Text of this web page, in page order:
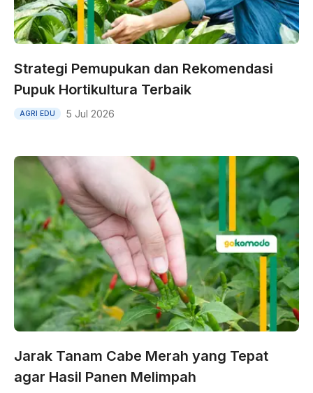
Strategi Pemupukan dan Rekomendasi
Pupuk Hortikultura Terbaik
AGRI EDU 5 Jul 2026
Jarak Tanam Cabe Merah yang Tepat
agar Hasil Panen Melimpah